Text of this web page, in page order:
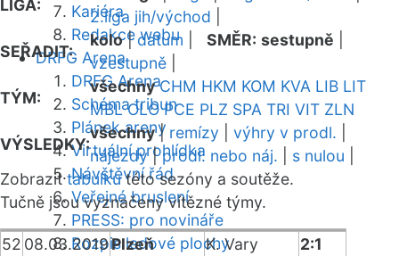
Kariéra
Redakce webu
DRFG Arena
DRFG Arena
Schéma tribun
Plánek areny
Virtuální prohlídka
Návštěvní řád
Veřejné bruslení
PRESS: pro novináře
Rozpis ledové plochy
LIGA:
2.liga jih/východ
SEŘADIT:
kolo|datum SMĚR: sestupně
vzestupně
TÝM:
všechny CHM HKM KOM KVA LIB LIT
MBL OLO PCE PLZ SPA TRI VIT ZLN
VÝSLEDKY:
všechny| remízy výhry v prodl.
nájezdy|prodl. nebo náj. s nulou
Zobrazittabulkutéto sezóny a soutěže.
Tučně jsou vyznačeny vítězné týmy.
52 08.03.2019Plzeň K. Vary
2:1